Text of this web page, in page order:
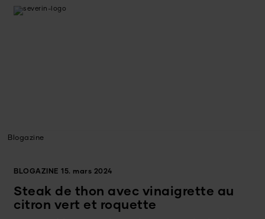
Blogazine
BLOGAZINE 15. mars 2024
Steak de thon avec vinaigrette au
citron vert et roquette